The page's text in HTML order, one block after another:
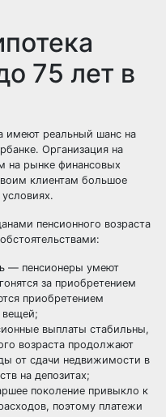
75 лет в
имеют реальный шанс на
Организация на
на рынке финансовых
клиентам большое
пенсионного возраста
— пенсионеры умеют
за приобретением
приобретением
вещей;
выплаты стабильны,
возраста продолжают
от сдачи недвижимости в
на депозитах;
поколение привыкло к
поэтому платежи